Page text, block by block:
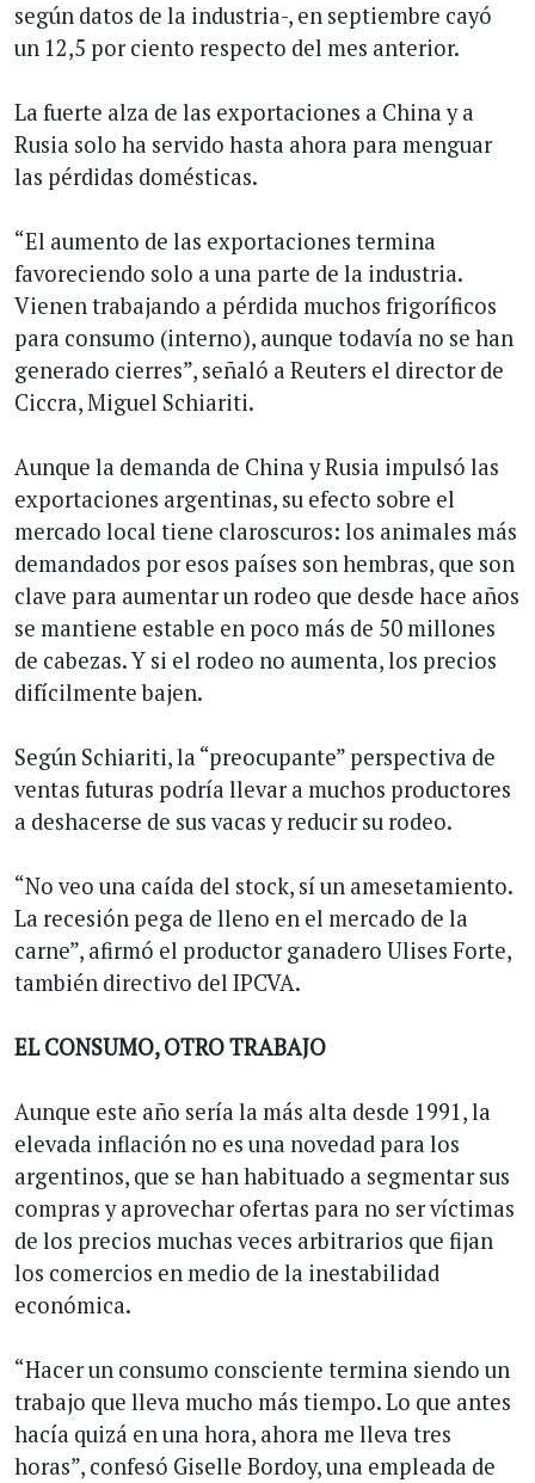
según datos de la industria-, en septiembre cayó
un 12,5 por ciento respecto del mes anterior.
La fuerte alza de las exportaciones a China y a
Rusia solo ha servido hasta ahora para menguar
las pérdidas domésticas.
“El aumento de las exportaciones termina
favoreciendo solo a una parte de la industria.
Vienen trabajando a pérdida muchos frigoríficos
para consumo (interno), aunque todavía no se han
generado cierres”, señaló a Reuters el director de
Ciccra, Miguel Schiariti.
Aunque la demanda de China y Rusia impulsó las
exportaciones argentinas, su efecto sobre el
mercado local tiene claroscuros: los animales más
demandados por esos países son hembras, que son
clave para aumentar un rodeo que desde hace años
se mantiene estable en poco más de 50 millones
de cabezas. Y si el rodeo no aumenta, los precios
difícilmente bajen.
Según Schiariti, la “preocupante” perspectiva de
ventas futuras podría llevar a muchos productores
a deshacerse de sus vacas y reducir su rodeo.
“No veo una caída del stock, sí un amesetamiento.
La recesión pega de lleno en el mercado de la
carne”, afirmó el productor ganadero Ulises Forte,
también directivo del IPCVA.
EL CONSUMO, OTRO TRABAJO
Aunque este año sería la más alta desde 1991, la
elevada inflación no es una novedad para los
argentinos, que se han habituado a segmentar sus
compras y aprovechar ofertas para no ser víctimas
de los precios muchas veces arbitrarios que fijan
los comercios en medio de la inestabilidad
económica.
“Hacer un consumo consciente termina siendo un
trabajo que lleva mucho más tiempo. Lo que antes
hacía quizá en una hora, ahora me lleva tres
horas”, confesó Giselle Bordoy, una empleada de